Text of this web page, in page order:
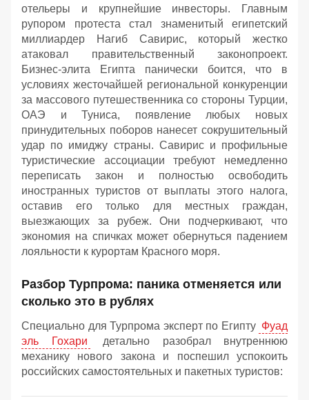
отельеры и крупнейшие инвесторы. Главным
рупором протеста стал знаменитый египетский
миллиардер Нагиб Савирис, который жестко
атаковал правительственный законопроект.
Бизнес-элита Египта панически боится, что в
условиях жесточайшей региональной конкуренции
за массового путешественника со стороны Турции,
ОАЭ и Туниса, появление любых новых
принудительных поборов нанесет сокрушительный
удар по имиджу страны. Савирис и профильные
туристические ассоциации требуют немедленно
переписать закон и полностью освободить
иностранных туристов от выплаты этого налога,
оставив его только для местных граждан,
выезжающих за рубеж. Они подчеркивают, что
экономия на спичках может обернуться падением
лояльности к курортам Красного моря.
Разбор Турпрома: паника отменяется или
сколько это в рублях
Специально для Турпрома эксперт по Египту Фуад
эль Гохари
детально разобрал внутреннюю
механику нового закона и поспешил успокоить
российских самостоятельных и пакетных туристов: